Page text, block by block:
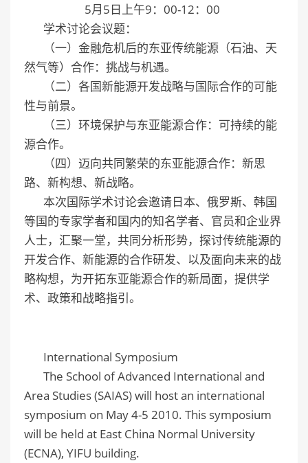
5月5日上午9：00-12：00
学术讨论会议题：
（一）金融危机后的东亚传统能源（石油、天
然气等）合作：挑战与机遇。
（二）各国新能源开发战略与国际合作的可能
性与前景。
（三）环境保护与东亚能源合作：可持续的能
源合作。
（四）迈向共同繁荣的东亚能源合作：新思
路、新构想、新战略。
本次国际学术讨论会邀请日本、俄罗斯、韩国
等国的专家学者和国内的知名学者、官员和企业界
人士，汇聚一堂，共同分析形势，探讨传统能源的
开发合作、新能源的合作研发、以及面向未来的战
略构想，为开拓东亚能源合作的新局面，提供学
术、政策和战略指引。
International Symposium
The School of Advanced International and
Area Studies (SAIAS) will host an international
symposium on May 4-5 2010. This symposium
will be held at East China Normal University
(ECNA), YIFU building.